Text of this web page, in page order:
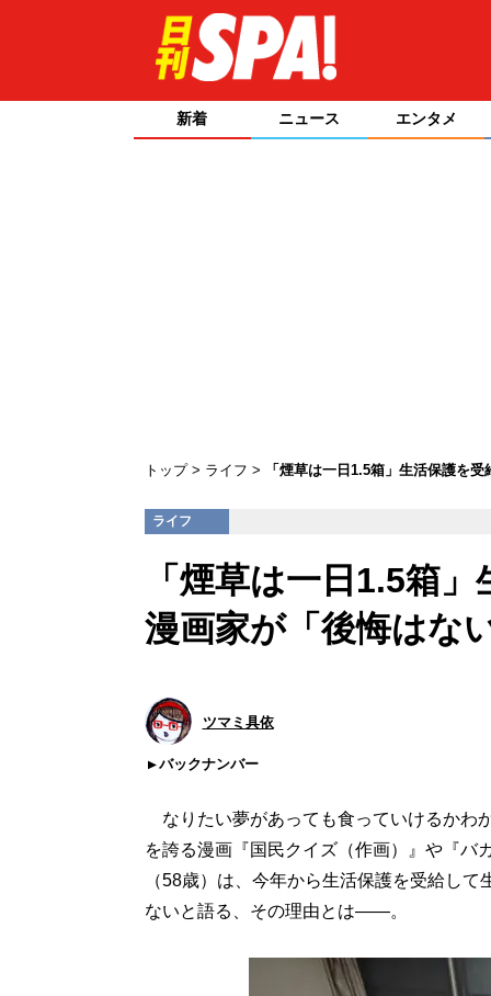
新着 ニュース エンタメ
トップ ライフ 「煙草は一日1.5箱」生活保護を
ライフ
「煙草は一日1.5箱
漫画家が「後悔はな
ツマミ具依
バックナンバー
なりたい夢があっても食っていけるかわ
を誇る漫画『国民クイズ（作画）』や『バ
（58歳）は、今年から生活保護を受給し
ないと語る、その理由とは――。